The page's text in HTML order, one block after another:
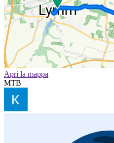
Apri la mappa
MTB